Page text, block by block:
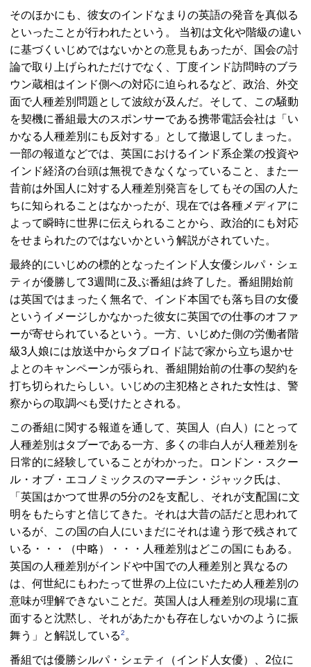
そのほかにも、彼女のインドなまりの英語の発音を真似る
といったことが行われたという。 当初は文化や階級の違い
に基づくいじめではないかとの意見もあったが、国会の討
論で取り上げられただけでなく、丁度インド訪問時のブラ
ウン蔵相はインド側への対応に迫られるなど、政治、外交
面で人種差別問題として波紋が及んだ。そして、この騒動
を契機に番組最大のスポンサーである携帯電話会社は「い
かなる人種差別にも反対する」として撤退してしまった。
一部の報道などでは、英国におけるインド系企業の投資や
インド経済の台頭は無視できなくなっていること、また一
昔前は外国人に対する人種差別発言をしてもその国の人た
ちに知られることはなかったが、現在では各種メディアに
よって瞬時に世界に伝えられることから、政治的にも対応
をせまられたのではないかという解説がされていた。
最終的にいじめの標的となったインド人女優シルパ・シェ
ティが優勝して3週間に及ぶ番組は終了した。番組開始前
は英国ではまったく無名で、インド本国でも落ち目の女優
というイメージしかなかった彼女に英国での仕事のオファ
ーが寄せられているという。一方、いじめた側の労働者階
級3人娘には放送中からタブロイド誌で家から立ち退かせ
よとのキャンペーンが張られ、番組開始前の仕事の契約を
打ち切られたらしい。いじめの主犯格とされた女性は、警
察からの取調べも受けたとされる。
この番組に関する報道を通して、英国人（白人）にとって
人種差別はタブーである一方、多くの非白人が人種差別を
日常的に経験していることがわかった。ロンドン・スクー
ル・オブ・エコノミックスのマーチン・ジャック氏は、
「英国はかつて世界の5分の2を支配し、それが支配国に文
明をもたらすと信じてきた。それは大昔の話だと思われて
いるが、この国の白人にいまだにそれは違う形で残されて
いる・・・（中略）・・・人種差別はどこの国にもある。
英国の人種差別がインドや中国での人種差別と異なるの
は、何世紀にもわたって世界の上位にいたため人種差別の
意味が理解できないことだ。英国人は人種差別の現場に直
面すると沈黙し、それがあたかも存在しないかのように振
舞う」と解説している2 。
番組では優勝シルパ・シェティ（インド人女優）、2位に